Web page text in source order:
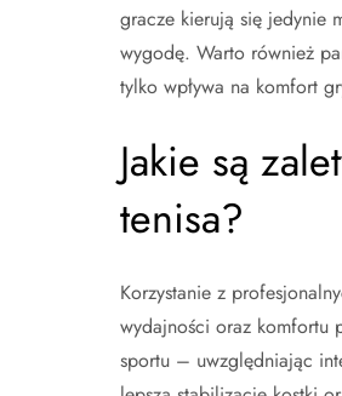
gracze kierują się jedynie
wygodę. Warto również
tylko wpływa na komfort
Jakie są
tenisa?
Korzystanie z
wydajności oraz komfortu
sportu – uwzględniając